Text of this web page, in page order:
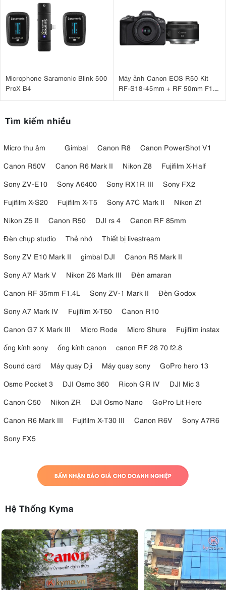
Microphone Saramonic Blink 500
ProX B4
Máy ảnh Canon EOS R50 Kit
RF-S18-45mm + RF 50mm F1.8
Tìm kiếm nhiều
Micro thu âm Gimbal Canon R8
Canon PowerShot V1
Canon R50V
Canon R6 Mark II Nikon Z8
Fujifilm X-Half
Sony ZV-E10
Sony A6400 Sony RX1R III
Sony FX2
Fujifilm X-S20
Fujifilm X-T5 Sony A7C Mark II
Nikon Zf
Nikon Z5 II
Canon R50 DJI rs 4
Canon RF 85mm
Đèn chụp studio
Thẻ nhớ
Thiết bị livestream
Sony ZV E10 Mark II
gimbal DJI
Canon R5 Mark II
Sony A7 Mark V
Nikon Z6 Mark III
Đèn amaran
Canon RF 35mm F1.4L
Sony ZV-1 Mark II
Đèn Godox
Sony A7 Mark IV
Fujifilm X-T50
Canon R10
Canon G7 X Mark III
Micro Rode Micro Shure
Fujifilm instax
ống kính sony
ống kính canon
canon RF 28 70 f2.8
Sound card
Máy quay Dji Máy quay sony
GoPro hero 13
Osmo Pocket 3
DJI Osmo 360 Ricoh GR IV
DJI Mic 3
Canon C50
Nikon ZR DJI Osmo Nano
GoPro Lit Hero
Canon R6 Mark III
Fujifilm X-T30 III Canon R6V
Sony A7R6
Sony FX5
Hệ Thống Kyma